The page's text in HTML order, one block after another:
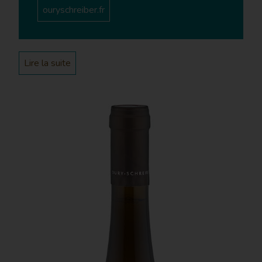
notre arrivée en Moselle, j’ai repris l’exploitation comme
une évidence. C’était comme si le cœur du Domaine
un temps mais nous sommes parvenus à conserver la
qualité de nos vins et de notre travail. Nous avons
Nous essayons de faire découvrir les vins de Moselle,
qui attirent une vraie curiosité.
Les personnes phares à y travailler actuellement sont
Quelle a été votre formation ?
la passion de mon papa. J’étais aussi au lycée viticole
de Macon. Je savais dès le début que je voulais faire ce
métier. J’ai arrêté mes études pour bosser dans les
vignes pendant 9 ans dans le Languedoc.
ouryschreiber.fr
Lire la suite